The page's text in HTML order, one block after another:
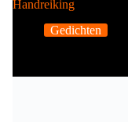
Handreiking
Gedichten